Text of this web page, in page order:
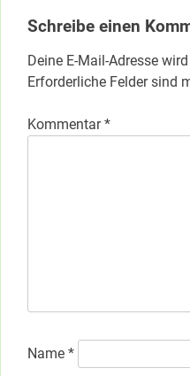
Schreibe einen
Deine E-Mail-Adresse
Erforderliche Felder sind
Kommentar*
Name *